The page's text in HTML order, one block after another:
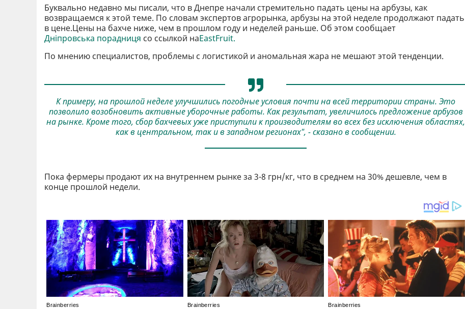
Буквально недавно мы писали, что в Днепре начали стремительно падать цены на арбузы, как
возвращаемся к этой теме. По словам экспертов агрорынка, арбузы на этой неделе продолжают падать
в цене.Цены на бахче ниже, чем в прошлом году и неделей раньше. Об этом сообщает
Дніпровська порадниця со ссылкой наEastFruit.
По мнению специалистов, проблемы с логистикой и аномальная жара не мешают этой тенденции.
К примеру, на прошлой неделе улучшились погодные условия почти на всей территории страны. Это
позволило возобновить активные уборочные работы. Как результат, увеличилось предложение арбузов
на рынке. Кроме того, сбор бахчевых уже приступили к производителям во всех без исключения областях,
как в центральном, так и в западном регионах", - сказано в сообщении.
Пока фермеры продают их на внутреннем рынке за 3-8 грн/кг, что в среднем на 30% дешевле, чем в
конце прошлой недели.